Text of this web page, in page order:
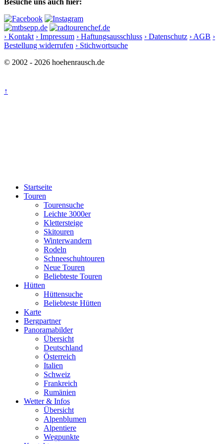
Besuche uns auch hier:
› Kontakt › Impressum › Haftungsausschluss › Datenschutz › AGB ›
Bestellung widerrufen › Stichwortsuche
© 2002 - 2026 hoehenrausch.de
↑
Startseite
Touren
Tourensuche
Leichte 3000er
Klettersteige
Skitouren
Winterwandern
Rodeln
Schneeschuhtouren
Neue Touren
Beliebteste Touren
Hütten
Hüttensuche
Beliebteste Hütten
Karte
Bergpartner
Panoramabilder
Übersicht
Deutschland
Österreich
Italien
Schweiz
Frankreich
Rumänien
Wetter & Infos
Übersicht
Alpenblumen
Alpentiere
Wegpunkte